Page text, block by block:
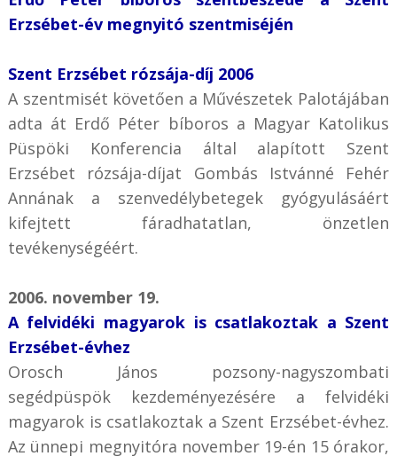
Erzsébet-év megnyitó szentmiséjén
Szent Erzsébet rózsája-díj 2006
A szentmisét követően a Művészetek Palotájában
adta át Erdő Péter bíboros a Magyar Katolikus
Püspöki Konferencia által alapított Szent
Erzsébet rózsája-díjat Gombás Istvánné Fehér
Annának a szenvedélybetegek gyógyulásáért
kifejtett fáradhatatlan, önzetlen
tevékenységéért.
2006. november 19.
A felvidéki magyarok is csatlakoztak a Szent
Erzsébet-évhez
Orosch János pozsony-nagyszombati
segédpüspök kezdeményezésére a felvidéki
magyarok is csatlakoztak a Szent Erzsébet-évhez.
Az ünnepi megnyitóra november 19-én 15 órakor,